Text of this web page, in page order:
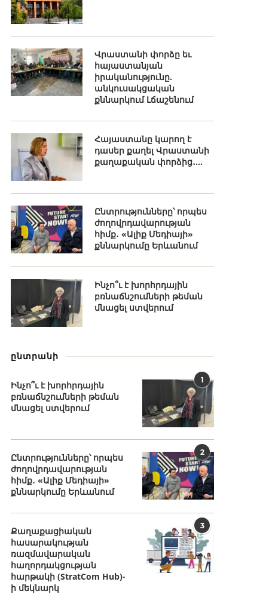
Վրաստանի փորձը եւ
հայաստանյան
իրականությունը.
անկուսակցական
քննարկում Լճաշենում
Հայաստանը կարող է
դասեր քաղել Վրաստանի
քաղաքական փորձից․...
Ընտրությունները՝ որպես
ժողովրդավարության
հիմք․ «Ալիք Մեդիայի»
քննարկումը Երևանում
Ինչո՞ւ է խորհրդային
բռնաճնշումների թեման
մնացել ստվերում
ընտրանի
1
Ինչո՞ւ է խորհրդային
բռնաճնշումների թեման
մնացել ստվերում
2
Ընտրությունները՝ որպես
ժողովրդավարության
հիմք․ «Ալիք Մեդիայի»
քննարկումը Երևանում
3
Քաղաքացիական
հասարակության
ռազմավարական
հաղորդակցության
հարթակի (StratCom Hub)-
ի մեկնարկ